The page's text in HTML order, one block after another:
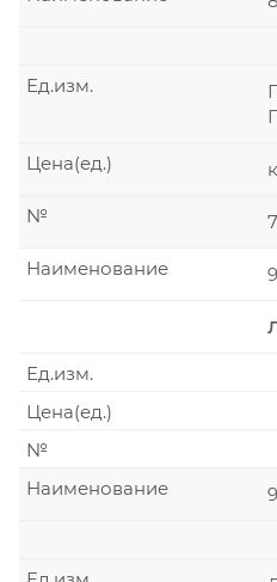
Ед.изм.
Цена(ед.)
№
9
Наименование
Ед.изм.
Цена(ед.)
№
Наименование